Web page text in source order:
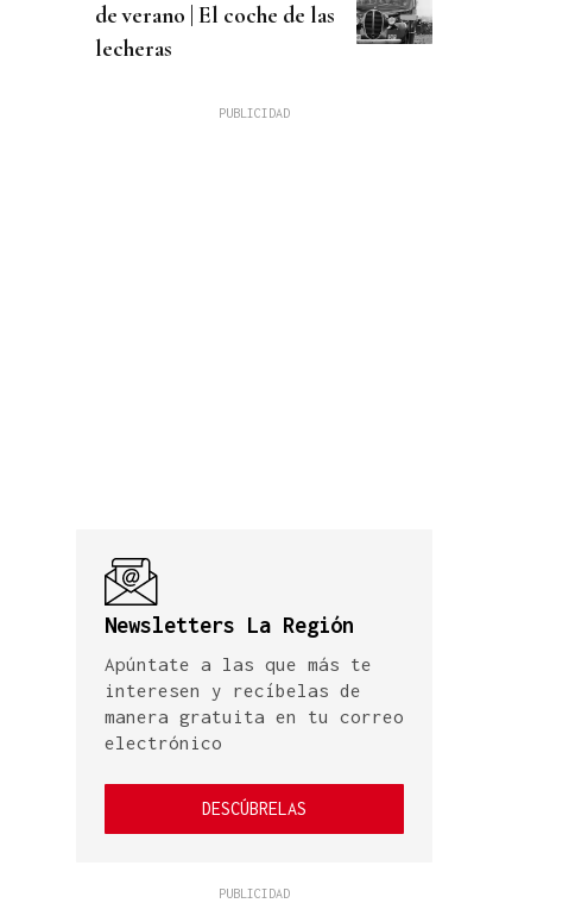
de verano | El coche de las
lecheras
Newsletters La Región
Apúntate a las que más te
interesen y recíbelas de
manera gratuita en tu correo
electrónico
DESCÚBRELAS